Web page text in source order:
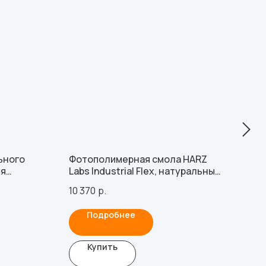
с XiVE
Фотополимерная смола HARZ
Labs Industrial Flex, натуральный
10 370 р.
Подробнее
Купить